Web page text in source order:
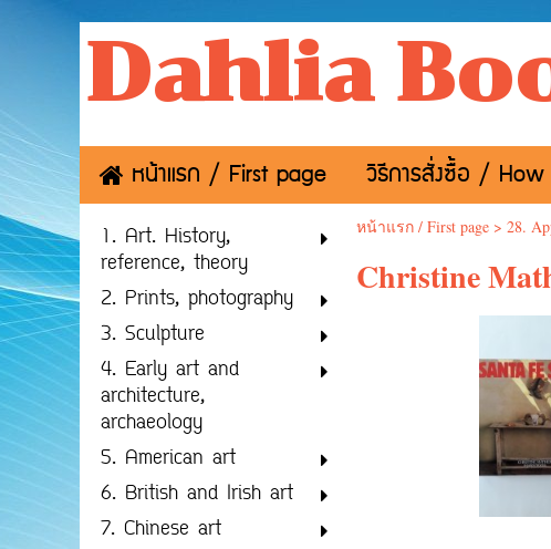
Dahlia
หน้าแรก / First page วิธีการสั่งซื้อ /
1. Art. History,
reference, theory
2. Prints, photography
3. Sculpture
4. Early art and
architecture,
archaeology
5. American art
6. British and Irish art
7. Chinese art
หน้าแรก / First page> 28.
Christine